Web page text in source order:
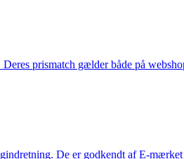
prismatch gælder både på
De er godkendt af E-